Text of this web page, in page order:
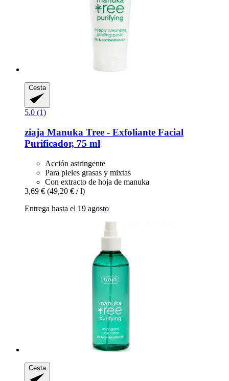
Cesta
5.0 (1)
ziaja Manuka Tree -​ Exfoliante Facial
Purificador, 75 ml
Acción astringente
Para pieles grasas y mixtas
Con extracto de hoja de manuka
3,69 € (49,20 € / l)
Entrega hasta el 19 agosto
Cesta